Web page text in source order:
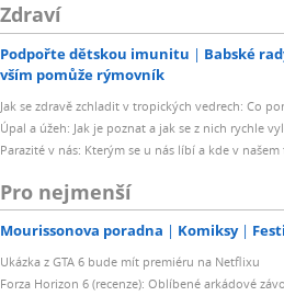
Zdraví
Podpořte dětskou imunitu Babské
vším pomůže rýmovník
Jak se zdravě zchladit v tropických vedrech: Co
Úpal a úžeh: Jak je poznat a jak se z nich rychle
Parazité v nás: Kterým se u nás líbí a kde v
Pro nejmenší
Mourissonova poradna Komiksy
Ukázka z GTA 6 bude mít premiéru na Netflixu
Forza Horizon 6 (recenze): Oblíbené arkádové